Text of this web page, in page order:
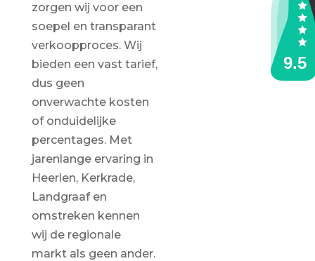
zorgen wij voor een
soepel en transparant
verkoopproces. Wij
bieden een vast tarief,
dus geen
onverwachte kosten
of onduidelijke
percentages. Met
jarenlange ervaring in
Heerlen, Kerkrade,
Landgraaf en
omstreken kennen
wij de regionale
markt als geen ander.